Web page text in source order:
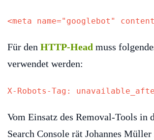
<meta name="googlebot"
Für den HTTP-Head muss
verwendet werden:
X-Robots-Tag:
Vom Einsatz des Removal-Tools in
Search Console rät Johannes